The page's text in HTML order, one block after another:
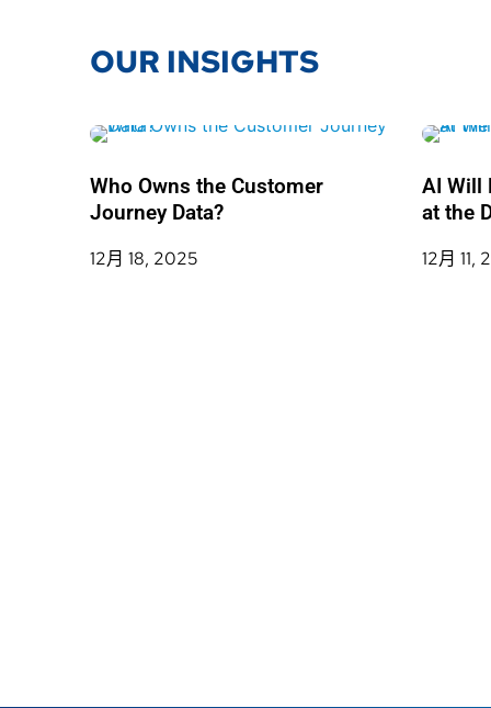
OUR INSIGHTS
Who Owns the Customer
Journey Data?
12月 18, 2025
AI Will
at the
12月 11,